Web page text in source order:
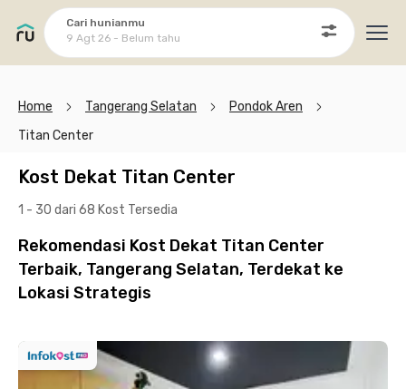
Cari hunianmu
9 Agt 26 - Belum tahu
Home Tangerang Selatan
Pondok Aren
Titan Center
Kost Dekat Titan Center
1 - 30 dari 68 Kost Tersedia
Rekomendasi Kost Dekat Titan Center
Terbaik, Tangerang Selatan, Terdekat ke
Lokasi Strategis